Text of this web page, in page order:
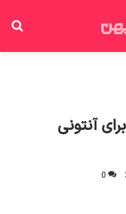
یورو برای آنتونی
0